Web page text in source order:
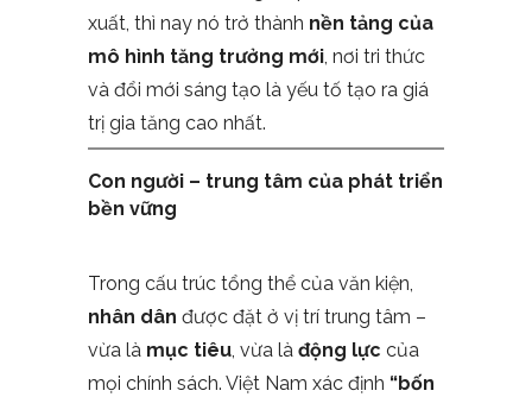
xuất, thì nay nó trở thành nền tảng của
mô hình tăng trưởng mới, nơi tri thức
và đổi mới sáng tạo là yếu tố tạo ra giá
trị gia tăng cao nhất.
Con người – trung tâm của phát triển
bền vững
Trong cấu trúc tổng thể của văn kiện,
nhân dân được đặt ở vị trí trung tâm –
vừa là mục tiêu, vừa là động lực của
mọi chính sách. Việt Nam xác định “bốn